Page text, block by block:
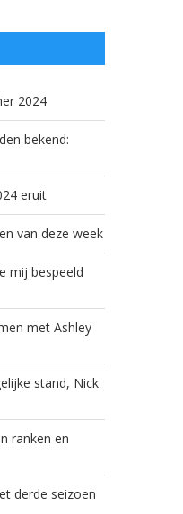
2024
bekend:
eruit
van deze week
mij bespeeld
met Ashley
stand, Nick
ranken en
derde seizoen